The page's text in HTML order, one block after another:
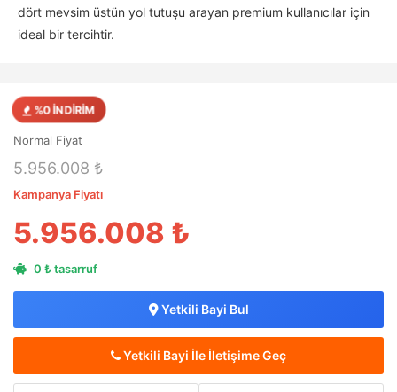
dört mevsim üstün yol tutuşu arayan premium kullanıcılar için
ideal bir tercihtir.
%0 İNDİRİM
Normal Fiyat
5.956.008 ₺
Kampanya Fiyatı
5.956.008 ₺
0 ₺ tasarruf
Yetkili Bayi Bul
Yetkili Bayi İle İletişime Geç